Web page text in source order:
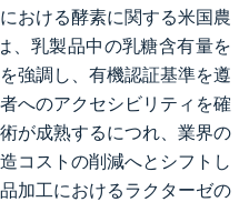
おける酵素に関する米国農
、乳製品中の乳糖含有量を
強調し、有機認証基準を遵
へのアクセシビリティを確
が成熟するにつれ、業界の
コストの削減へとシフトし
加工におけるラクターゼの